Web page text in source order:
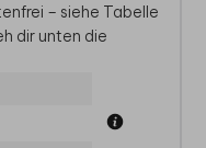
– siehe Tabelle
dir unten die